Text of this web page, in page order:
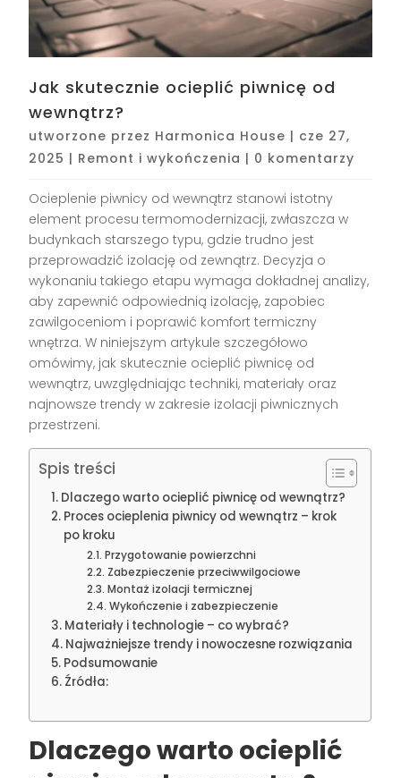
Jak skutecznie ocieplić piwnicę od
wewnątrz?
utworzone przez Harmonica House | cze 27,
2025 | Remont i wykończenia | 0 komentarzy
Ocieplenie piwnicy od wewnątrz stanowi istotny
element procesu termomodernizacji, zwłaszcza w
budynkach starszego typu, gdzie trudno jest
przeprowadzić izolację od zewnątrz. Decyzja o
wykonaniu takiego etapu wymaga dokładnej analizy,
aby zapewnić odpowiednią izolację, zapobiec
zawilgoceniom i poprawić komfort termiczny
wnętrza. W niniejszym artykule szczegółowo
omówimy, jak skutecznie ocieplić piwnicę od
wewnątrz, uwzględniając techniki, materiały oraz
najnowsze trendy w zakresie izolacji piwnicznych
przestrzeni.
Spis treści
Dlaczego warto ocieplić piwnicę od wewnątrz?
Proces ocieplenia piwnicy od wewnątrz – krok
po kroku
Przygotowanie powierzchni
Zabezpieczenie przeciwwilgociowe
Montaż izolacji termicznej
Wykończenie i zabezpieczenie
Materiały i technologie – co wybrać?
Najważniejsze trendy i nowoczesne rozwiązania
Podsumowanie
Źródła:
Dlaczego warto ocieplić